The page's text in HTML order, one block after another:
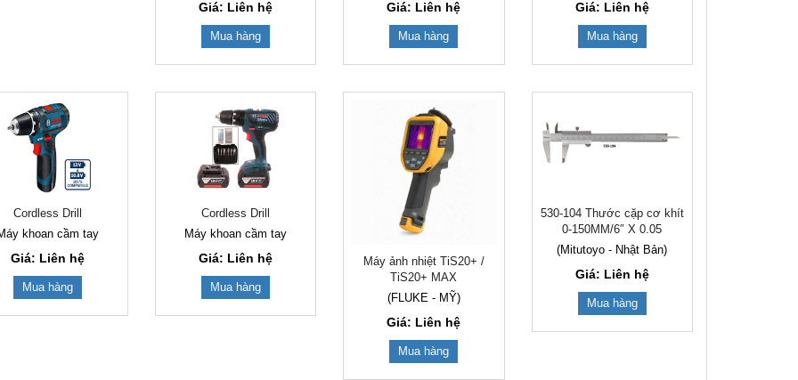
Giá: Liên hệ
Mua hàng
Giá: Liên hệ
Mua hàng
Giá: Liên hệ
Mua hàng
Cordless Drill
khoan cầm tay
Giá: Liên hệ
Mua hàng
Cordless Drill
Máy khoan cầm tay
Giá: Liên hệ
Mua hàng
Máy ảnh nhiệt TiS20+ /
TiS20+ MAX
(FLUKE - MỸ)
Giá: Liên hệ
Mua hàng
530-104 Thước cặp cơ khít
0-150MM/6″ X 0.05
(Mitutoyo - Nhật Bản)
Giá: Liên hệ
Mua hàng